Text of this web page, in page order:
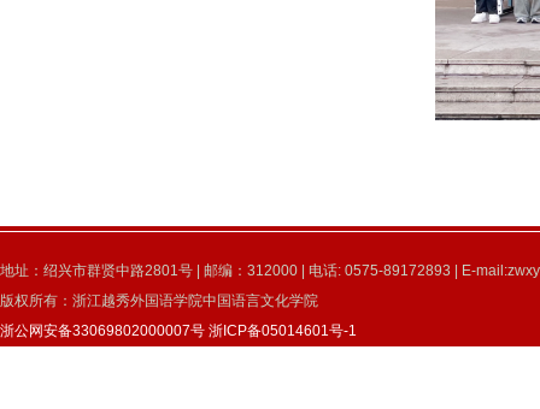
地址：绍兴市群贤中路2801号 | 邮编：312000 | 电话: 0575-89172893 | E-
版权所有：浙江越秀外国语学院中国语言文化学院
浙公网安备33069802000007号 浙ICP备05014601号-1